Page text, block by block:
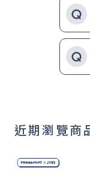
近期瀏覽商